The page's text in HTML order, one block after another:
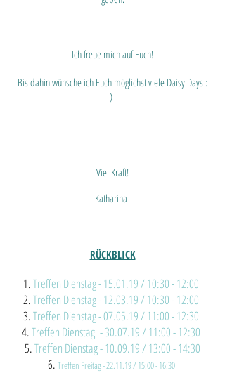
Ich freue mich auf Euch!
Bis dahin wünsche ich Euch möglichst viele Daisy Days :
)
Viel Kraft!
Katharina
RÜCKBLICK
Treffen Dienstag - 15.01.19 / 10:30 - 12:00
Treffen Dienstag - 12.03.19 / 10:30 - 12:00
Treffen Dienstag - 07.05.19 / 11:00 - 12:30
Treffen Dienstag - 30.07.19 / 11:00 - 12:30
Treffen Dienstag - 10.09.19 / 13:00 - 14:30
Treffen Freitag - 22.11.19 / 15:00 - 16:30